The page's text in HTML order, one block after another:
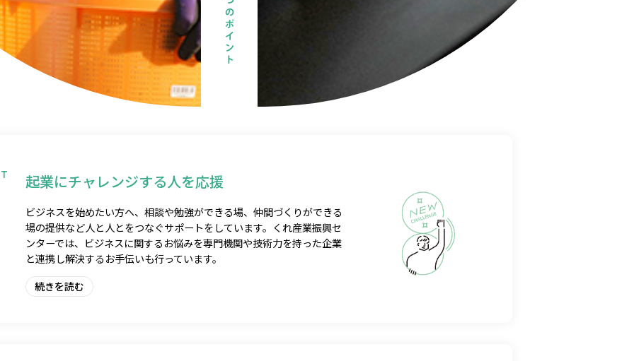
起業にチャレンジする人を応援
ビジネスを始めたい方へ、相談や勉強ができる場、仲間づくりができる
場の提供など人と人とをつなぐサポートをしています。くれ産業振興セ
ンターでは、ビジネスに関するお悩みを専門機関や技術力を持った企業
と連携し解決するお手伝いも行っています。
続きを読む